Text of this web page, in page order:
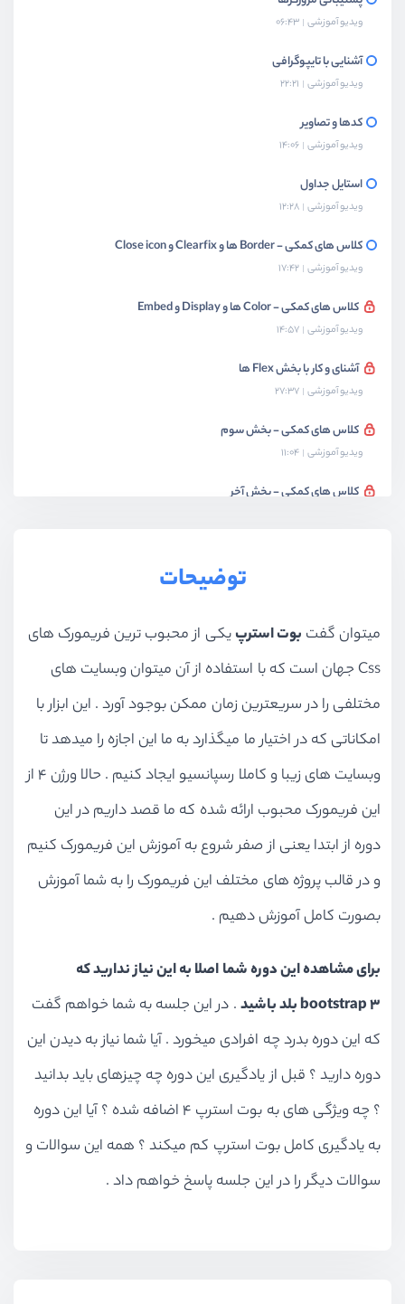
ویدیو آموزشی 06:43
آشنایی با تایپوگرافی
ویدیو آموزشی 22:21
کدها و تصاویر
ویدیو آموزشی 14:06
استایل جداول
ویدیو آموزشی 12:28
کلاس های کمکی - Border ها و Clearfix و Close icon
ویدیو آموزشی 17:42
کلاس های کمکی - Color ها و Display و Embed
ویدیو آموزشی 14:57
آشنای و کار با بخش Flex ها
ویدیو آموزشی 27:37
کلاس های کمکی - بخش سوم
ویدیو آموزشی 11:04
کلاس های کمکی - بخش آخر
ویدیو آموزشی 12:47
کامپوننت ها - بخش Alerts و Badge
ویدیو آموزشی 17:48
تنظیمات ویرایشگر vs code
کامپوننت ها - بخش buttons و button group
ویدیو آموزشی 18:49
ویدیو آموزشی 30:50
کامپوننت ها - بخش List Group
ویدیو آموزشی 30:34
کامپوننت ها - بخش Dropdowns و Jumbotron
ویدیو آموزشی 16:51
کامپوننت ها - بخش فرم ها
کامپوننت ها - بخش Pagination و Popover و Progress و Tooltip
ویدیو آموزشی 17:32
توضیحات
میتوان گفت بوت استرپیکی از محبوب ترین فریمورک های
Css جهان است که با استفاده از آن میتوان وبسایت های
مختلفی را در سریعترین زمان ممکن بوجود آورد . این ابزار با
امکاناتی که در اختیار ما میگذارد به ما این اجازه را میدهد تا
وبسایت های زیبا و کاملا رسپانسیو ایجاد کنیم . حالا ورژن ۴ از
این فریمورک محبوب ارائه شده که ما قصد داریم در این
دوره از ابتدا یعنی از صفر شروع به آموزش این فریمورک کنیم
و در قالب پروژه های مختلف این فریمورک را به شما آموزش
بصورت کامل آموزش دهیم .
برای مشاهده این دوره شما اصلا به این نیاز ندارید که
bootstrap ۳ بلد باشید
. در این جلسه به شما خواهم گفت
که این دوره بدرد چه افرادی میخورد . آیا شما نیاز به دیدن این
دوره دارید ؟ قبل از یادگیری این دوره چه چیزهای باید بدانید
؟ چه ویژگی های به بوت استرپ 4 اضافه شده ؟ آیا این دوره
به یادگیری کامل بوت استرپ کم میکند ؟ همه این سوالات و
سوالات دیگر را در این جلسه پاسخ خواهم داد .